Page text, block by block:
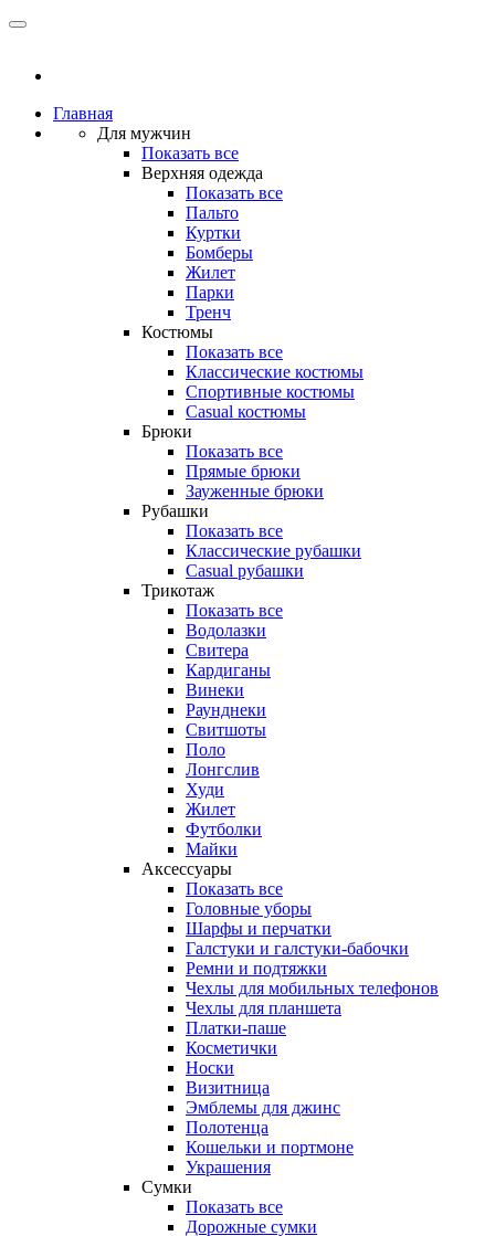
Главная
Для мужчин
Показать все
Верхняя одежда
Показать все
Пальто
Куртки
Бомберы
Жилет
Парки
Тренч
Костюмы
Показать все
Классические костюмы
Спортивные костюмы
Casual костюмы
Брюки
Показать все
Прямые брюки
Зауженные брюки
Рубашки
Показать все
Классические рубашки
Casual рубашки
Трикотаж
Показать все
Водолазки
Свитера
Кардиганы
Винеки
Раунднеки
Свитшоты
Поло
Лонгслив
Худи
Жилет
Футболки
Майки
Аксессуары
Показать все
Головные уборы
Шарфы и перчатки
Галстуки и галстуки-бабочки
Ремни и подтяжки
Чехлы для мобильных телефонов
Чехлы для планшета
Платки-паше
Косметички
Носки
Визитница
Эмблемы для джинс
Полотенца
Кошельки и портмоне
Украшения
Сумки
Показать все
Дорожные сумки